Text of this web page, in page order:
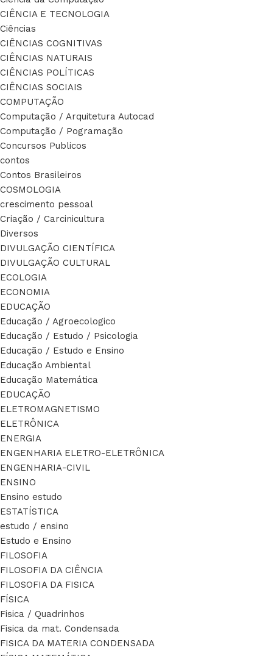
CIÊNCIA E TECNOLOGIA
Ciências
CIÊNCIAS COGNITIVAS
CIÊNCIAS NATURAIS
CIÊNCIAS POLÍTICAS
CIÊNCIAS SOCIAIS
COMPUTAÇÃO
Computação / Arquitetura Autocad
Computação / Pogramação
Concursos Publicos
contos
Contos Brasileiros
COSMOLOGIA
crescimento pessoal
Criação / Carcinicultura
Diversos
DIVULGAÇÃO CIENTÍFICA
DIVULGAÇÃO CULTURAL
ECOLOGIA
ECONOMIA
EDUCAÇÃO
Educação / Agroecologico
Educação / Estudo / Psicologia
Educação / Estudo e Ensino
Educação Ambiental
Educação Matemática
EDUCAÇÃO
ELETROMAGNETISMO
ELETRÔNICA
ENERGIA
ENGENHARIA ELETRO-ELETRÔNICA
ENGENHARIA-CIVIL
ENSINO
Ensino estudo
ESTATÍSTICA
estudo / ensino
Estudo e Ensino
FILOSOFIA
FILOSOFIA DA CIÊNCIA
FILOSOFIA DA FISICA
FÍSICA
Fisica / Quadrinhos
Fisica da mat. Condensada
FISICA DA MATERIA CONDENSADA